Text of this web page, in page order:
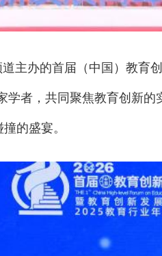
办的首届（中国）教育
者，共同聚焦教育创新
的盛宴。